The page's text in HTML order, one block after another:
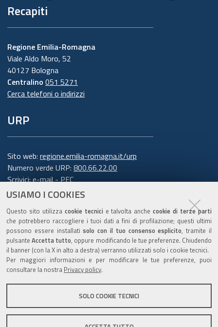
USIAMO I COOKIES
Questo sito utilizza cookie tecnici e talvolta anchecookie di terze parti
che potrebbero raccogliere i tuoi dati a fini di profilazione; questi ultimi
possono essere installatisolo con il tuo consenso esplicito, tramite il
pulsanteAccetta tutto, oppure modificando le tue preferenze. Chiudendo
il banner (con la X in alto a destra) verranno utilizzati solo i cookie tecnici.
Per maggiori informazioni e per modificare le tue preferenze, puoi
consultare la nostra Privacy policy.
SOLO COOKIE TECNICI
Recapiti
Regione Emilia-Romagna
Viale Aldo Moro, 52
40127 Bologna
Centralino 051 5271
Cerca telefoni o indirizzi
URP
Sito web: regione.emilia-romagna.it/urp
Numero verde URP: 800.66.22.00
Scrivici:e-mail-PEC
Trasparenza
Amministrazione trasparente
Note legali e copyright
Privacy e cookie
Gestisci i cookie
Dichiarazione di accessibilità